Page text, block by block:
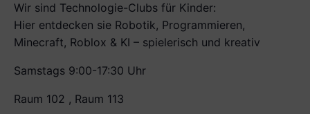
Wir sind Technologie-Clubs für Kinder:
Hier entdecken sie Robotik, Programmieren,
Minecraft, Roblox & KI – spielerisch und kreativ
Samstags 9:00-17:30 Uhr
Raum 102 , Raum 113